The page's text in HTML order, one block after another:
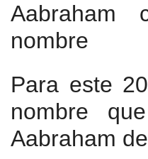
Aabraham
nombre
Para este
nombre
Aabraham